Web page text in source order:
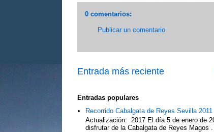
0 comentarios:
Publicar un comentario
Entrada más reciente
Entradas populares
Recorrido Cabalgata de Reyes Sevilla 2011
Actualización: 2017 El día 5 de enero de
disfrutar de la Cabalgata de Reyes Magos .